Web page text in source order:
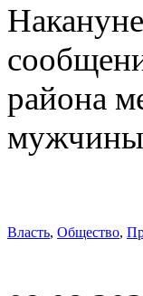
района
Власть, Общество,